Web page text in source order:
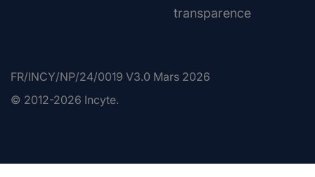
transparence
FR/INCY/NP/24/0019 V3.0 Mars 2026
© 2012-2026 Incyte.